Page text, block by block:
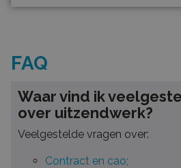
FAQ
Waar vind ik
over uitzendwerk?
Veelgestelde vragen over:
Contract en cao;